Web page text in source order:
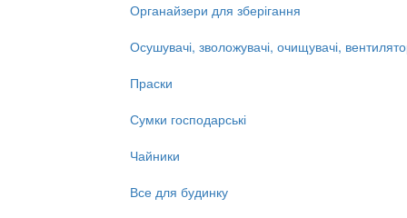
Органайзери для зберігання
Осушувачі, зволожувачі, очищувачі,
Праски
Сумки господарські
Чайники
Все для будинку